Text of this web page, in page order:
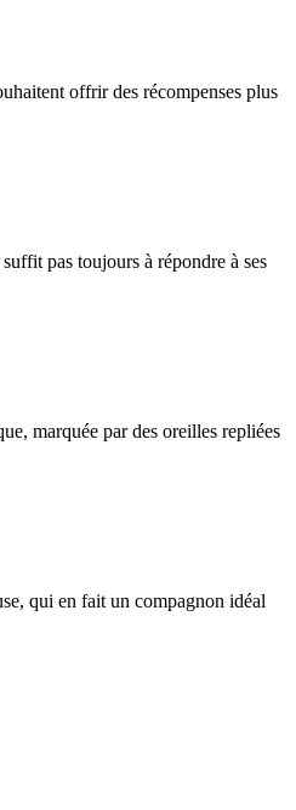
offrir des récompenses plus
pas toujours à répondre à ses
marquée par des oreilles repliées
qui en fait un compagnon idéal